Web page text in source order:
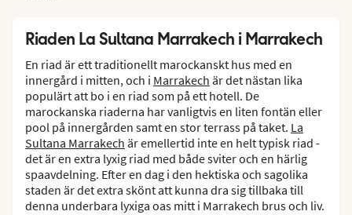
Riaden La Sultana Marrakech i Marrakech
En riad är ett traditionellt marockanskt hus med en
innergård i mitten, och i Marrakech är det nästan lika
populärt att bo i en riad som på ett hotell. De
marockanska riaderna har vanligtvis en liten fontän eller
pool på innergården samt en stor terrass på taket. La
Sultana Marrakech är emellertid inte en helt typisk riad -
det är en extra lyxig riad med både sviter och en härlig
spaavdelning. Efter en dag i den hektiska och sagolika
staden är det extra skönt att kunna dra sig tillbaka till
denna underbara lyxiga oas mitt i Marrakech brus och liv.